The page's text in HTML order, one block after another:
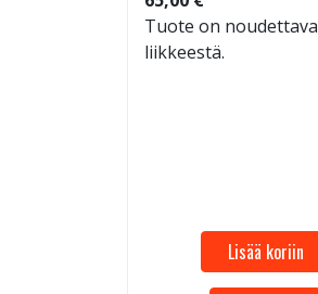
Tuote on noudettava
liikkeestä.
Lisää koriin